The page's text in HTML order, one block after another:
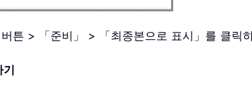
튼 > 「준비」 > 「최종본으로 표시」를 클릭하